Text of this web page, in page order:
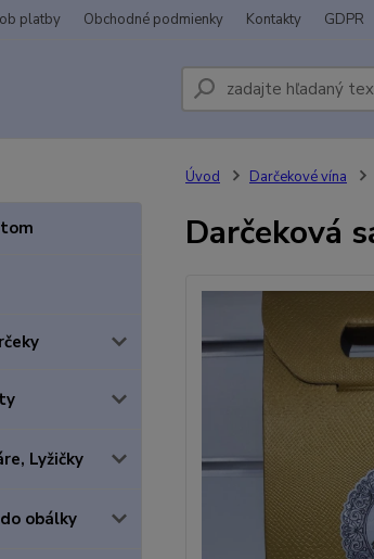
platby Obchodné podmienky Kontakty GDPR
Lyžičky
obálky
Úvod Darčekové vína
Darčeková